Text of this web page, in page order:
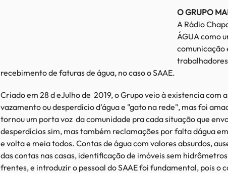
O GRUPO
A Rádio
ÁGUA como
comunicação
recebimento de faturas de água, no caso o SAAE.
Criado em 28 d eJulho de 2019, o Grupo veio à existencia com
vazamento ou desperdício d'água e "gato na rede", mas foi
tornou um porta voz da comunidade pra cada situação que
desperdícios sim, mas também reclamações por falta dágua
e volta e meia todos. Contas de água com valores absurdos,
das contas nas casas, identificação de imóveis sem
frentes, e introduzir o pessoal do SAAE foi fundamental, pois o